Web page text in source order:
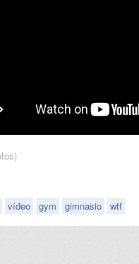
vídeo gym gimnasio wtf